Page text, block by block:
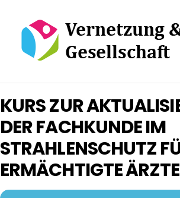
content
KURS ZUR
DER FACHKUNDE IM
STRAHLENSCHUTZ
ERMÄCHTIGTE ÄRZTE